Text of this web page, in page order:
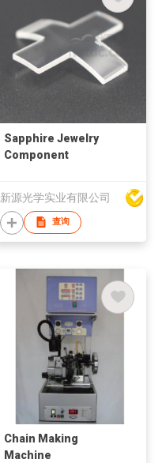
Sapphire Jewelry
Component
新源光学实业有限公司
查询
Chain Making
Machine